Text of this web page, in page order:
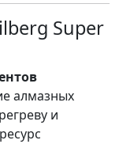
Super
алмазных
и